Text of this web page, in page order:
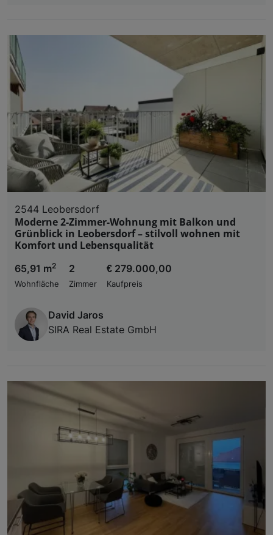
2544 Leobersdorf
Moderne 2-Zimmer-Wohnung mit Balkon und
Grünblick in Leobersdorf – stilvoll wohnen mit
Komfort und Lebensqualität
65,91 m2
Wohnfläche
2
Zimmer
€ 279.000,00
Kaufpreis
David Jaros
SIRA Real Estate GmbH